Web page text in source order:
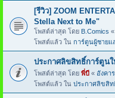
[รีวิว] ZOOM
Stella Next to Me"
โพสต์ล่าสุด โดย B.Comics «
โพสต์แล้ว ใน การ์ตูนผู้ชาย
ประกาศลิขสิทธิ์การ์ตูนใ
โพสต์ล่าสุด โดย พี่บี « อังคา
โพสต์แล้ว ใน ประกาศลิขสิท